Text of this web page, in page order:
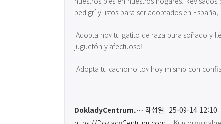
pedigrí y listos para ser adoptados en
¡Adopta hoy tu gatito de raza pura soñado y
juguetón y afectuoso!
Adopta tu cachorro toy hoy mismo con
DokladyCentrum.… 작성일 25-09-14 12:10